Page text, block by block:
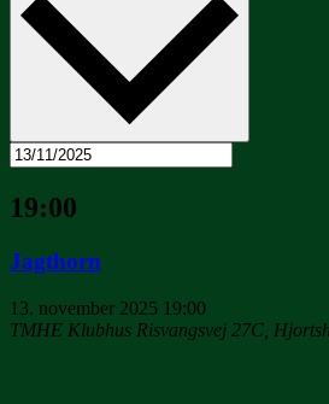
19:00
Jagthorn
13. november 2025 19:00
TMHE Klubhus Risvangsvej 27C,